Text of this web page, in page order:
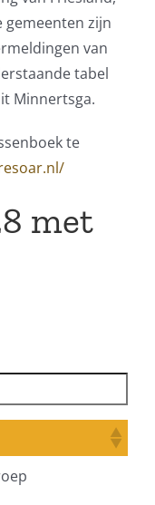
gemeenten zijn
van
tabel
Minnertsga.
te
met